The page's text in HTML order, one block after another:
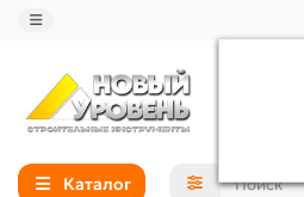
Каталог